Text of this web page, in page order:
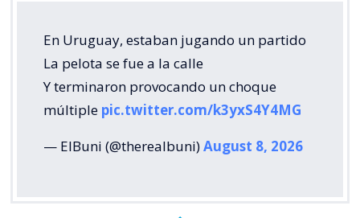
En Uruguay, estaban jugando un partido
La pelota se fue a la calle
Y terminaron provocando un choque
múltiple pic.twitter.com/k3yxS4Y4MG
— ElBuni (@therealbuni)August 8, 2026